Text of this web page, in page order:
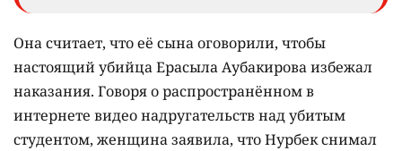
Она считает, что её сына оговорили, чтобы
настоящий убийца Ерасыла Аубакирова избежал
наказания. Говоря о распространённом в
интернете видео надругательств над убитым
студентом, женщина заявила, что Нурбек снимал